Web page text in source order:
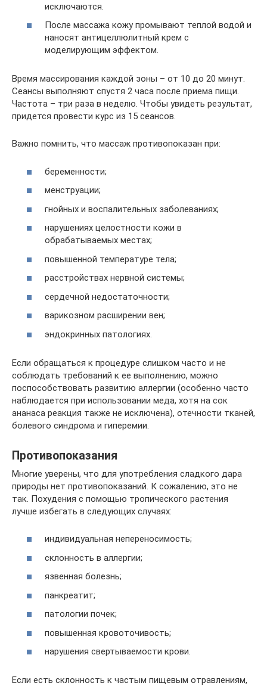
исключаются.
После массажа кожу промывают теплой водой и
наносят антицеллюлитный крем с
моделирующим эффектом.
Время массирования каждой зоны – от 10 до 20 минут.
Сеансы выполняют спустя 2 часа после приема пищи.
Частота – три раза в неделю. Чтобы увидеть результат,
придется провести курс из 15 сеансов.
Важно помнить, что массаж противопоказан при:
беременности;
менструации;
гнойных и воспалительных заболеваниях;
нарушениях целостности кожи в
обрабатываемых местах;
повышенной температуре тела;
расстройствах нервной системы;
сердечной недостаточности;
варикозном расширении вен;
эндокринных патологиях.
Если обращаться к процедуре слишком часто и не
соблюдать требований к ее выполнению, можно
поспособствовать развитию аллергии (особенно часто
наблюдается при использовании меда, хотя на сок
ананаса реакция также не исключена), отечности тканей,
болевого синдрома и гиперемии.
Противопоказания
Многие уверены, что для употребления сладкого дара
природы нет противопоказаний. К сожалению, это не
так. Похудения с помощью тропического растения
лучше избегать в следующих случаях:
индивидуальная непереносимость;
склонность в аллергии;
язвенная болезнь;
панкреатит;
патологии почек;
повышенная кровоточивость;
нарушения свертываемости крови.
Если есть склонность к частым пищевым отравлениям,